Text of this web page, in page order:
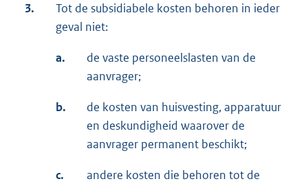
3.
Tot de subsidiabele kosten behoren in ieder
geval niet:
a.
de vaste personeelslasten van de
aanvrager;
b.
de kosten van huisvesting, apparatuur
en deskundigheid waarover de
aanvrager permanent beschikt;
c.
andere kosten die behoren tot de